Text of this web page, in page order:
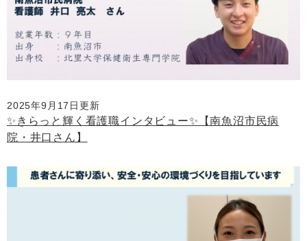
2025年9月17日更新
✨きらっと輝く看護職インタビュー✨【南魚沼市民病
院・井口さん】